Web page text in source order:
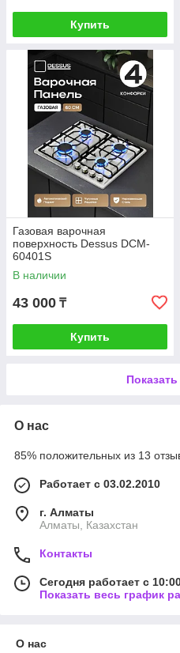
Купить
Газовая варочная
поверхность Dessus DCM-
60401S
В наличии
43 000 ₸
Купить
О нас
85% положительных из 13
Работает с 03.02.2010
г. Алматы
Алматы, Казахстан
Контакты
Сегодня работает с
Показать весь график
О нас